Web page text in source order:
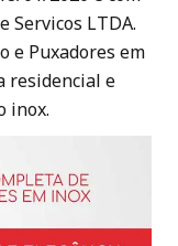
Servicos LTDA.
e Puxadores em
residencial e
inox.